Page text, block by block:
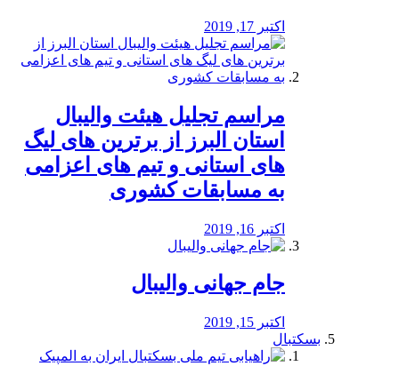
اکتبر 17, 2019
مراسم تجلیل هیئت والیبال
استان البرز از برترین های لیگ
های استانی و تیم های اعزامی
به مسابقات کشوری
اکتبر 16, 2019
جام جهانی والیبال
اکتبر 15, 2019
بسکتبال